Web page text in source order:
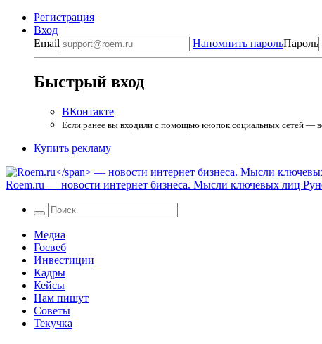
Регистрация
Вход
Email
Напомнить парольПароль
Быстрый вход
ВКонтакте
Если ранее вы входили с помощью кнопок социальных сетей —
Купить рекламу
Roem.ru — новости интернет бизнеса. Мысли ключевых лиц
Медиа
Госвеб
Инвестиции
Кадры
Кейсы
Нам пишут
Советы
Текучка